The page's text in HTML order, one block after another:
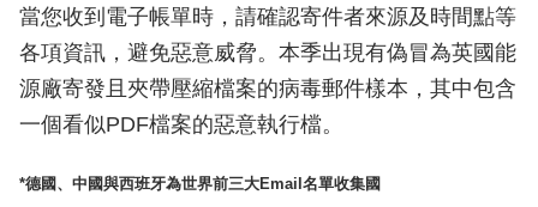
當您收到電子帳單時，請確認寄件者來源及時間點等
各項資訊，避免惡意威脅。本季出現有偽冒為英國能
源廠寄發且夾帶壓縮檔案的病毒郵件樣本，其中包含
一個看似PDF檔案的惡意執行檔。
*德國、中國與西班牙為世界前三大Email名單收集國